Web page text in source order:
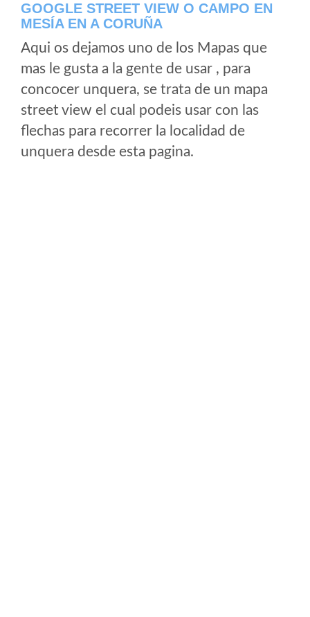
GOOGLE STREET VIEW O CAMPO EN
MESÍA EN A CORUÑA
Aqui os dejamos uno de los Mapas que
mas le gusta a la gente de usar , para
concocer unquera, se trata de un mapa
street view el cual podeis usar con las
flechas para recorrer la localidad de
unquera desde esta pagina.